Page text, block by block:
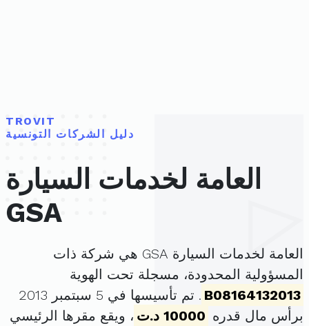
TROVIT
دليل الشركات التونسية
العامة لخدمات السيارة
GSA
العامة لخدمات السيارة GSA هي شركة ذات
المسؤولية المحدودة، مسجلة تحت الهوية
B08164132013
. تم تأسيسها في 5 سبتمبر 2013
برأس مال قدره 10000 د.ت
، ويقع مقرها الرئيسي